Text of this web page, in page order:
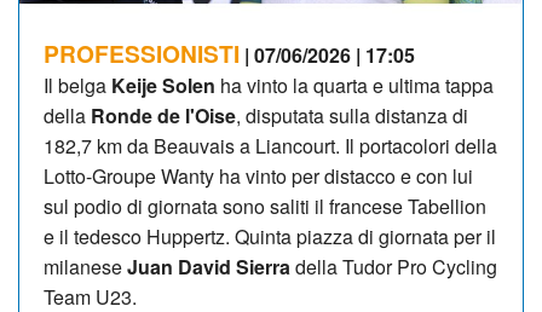
PROFESSIONISTI | 07/06/2026 | 17:05
Il belga Keije Solen ha vinto la quarta e ultima tappa
della Ronde de l'Oise, disputata sulla distanza di
182,7 km da Beauvais a Liancourt. Il portacolori della
Lotto-Groupe Wanty ha vinto per distacco e con lui
sul podio di giornata sono saliti il francese Tabellion
e il tedesco Huppertz. Quinta piazza di giornata per il
milaneseJuan David Sierradella Tudor Pro Cycling
Team U23.